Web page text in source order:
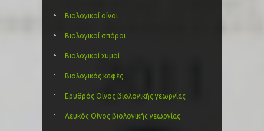
Βιολογικοί οίνοι
Βιολογικοί σπόροι
Βιολογικοί χυμοί
Βιολογικός καφές
Ερυθρός Οίνος βιολογικής γεωργίας
Λευκός Οίνος βιολογικής γεωργίας